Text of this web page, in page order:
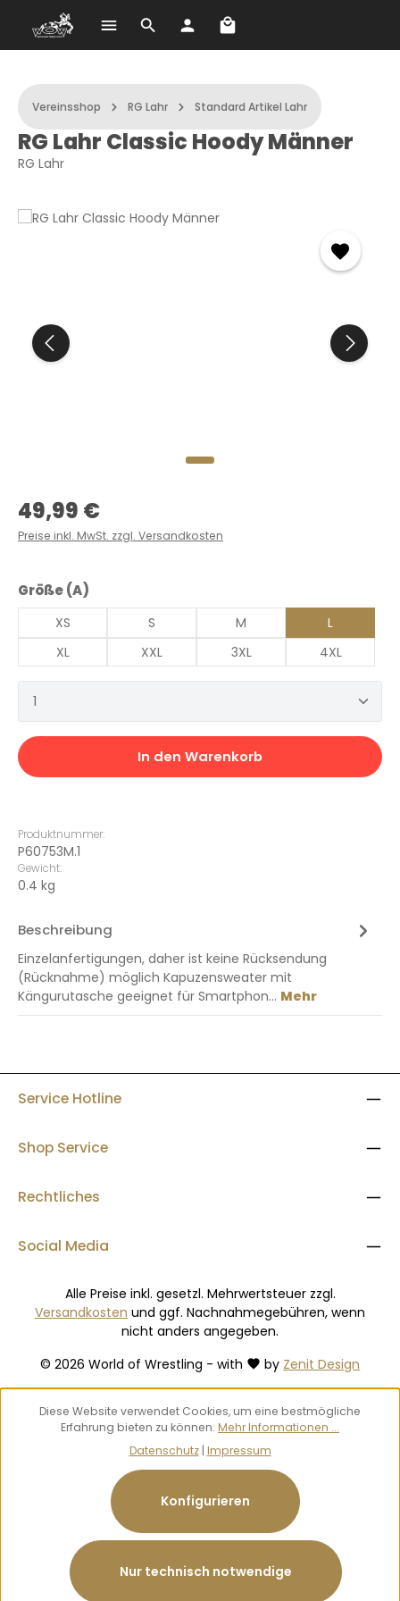
Zum Hauptinhalt springen Warenkorb enthält 0
Vereinsshop RG Lahr Standard Artikel Lahr
RG Lahr Classic Hoody Männer
RG Lahr
Regulärer Preis:
49,99 €
Preise inkl. MwSt. zzgl. Versandkosten
Größe (A)
XS S M
L
XL
XXL 3XL 4XL
Produkt Anzahl: Gib den gewünschten Wert
In den Warenkorb
Produktnummer:
P60753M.1
Gewicht:
0.4 kg
Beschreibung
Einzelanfertigungen, daher ist keine Rücksendung
(Rücknahme) möglich Kapuzensweater mit
Kängurutasche geeignet für Smartphon… Mehr
Service Hotline
Shop Service
Rechtliches
Social Media
© 2026 World of Wrestling - with by Zenit Design
Alle Preise inkl. gesetzl. Mehrwertsteuer zzgl.
Versandkosten und ggf. Nachnahmegebühren, wenn
nicht anders angegeben.
Diese Website verwendet Cookies, um eine bestmögliche
Erfahrung bieten zu können. Mehr Informationen ...
Datenschutz| Impressum
Nur technisch notwendige
Konfigurieren